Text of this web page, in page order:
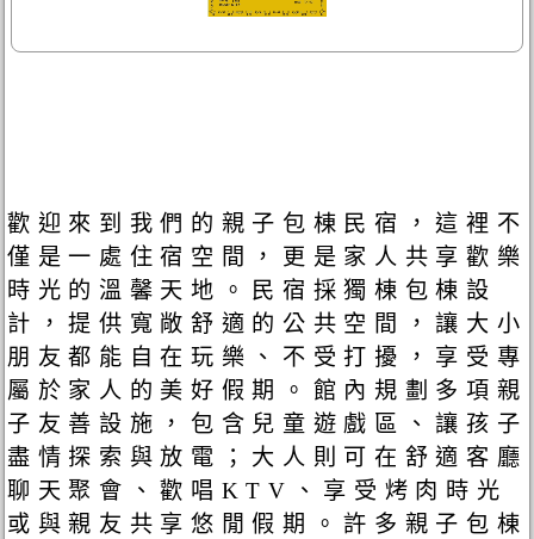
歡迎來到我們的親子包棟民宿，這裡不
僅是一處住宿空間，更是家人共享歡樂
時光的溫馨天地。民宿採獨棟包棟設
計，提供寬敞舒適的公共空間，讓大小
朋友都能自在玩樂、不受打擾，享受專
屬於家人的美好假期。館內規劃多項親
子友善設施，包含兒童遊戲區、讓孩子
盡情探索與放電；大人則可在舒適客廳
聊天聚會、歡唱KTV、享受烤肉時光
或與親友共享悠閒假期。許多親子包棟